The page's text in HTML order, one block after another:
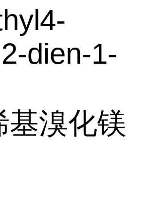
dien-1-
基溴化镁